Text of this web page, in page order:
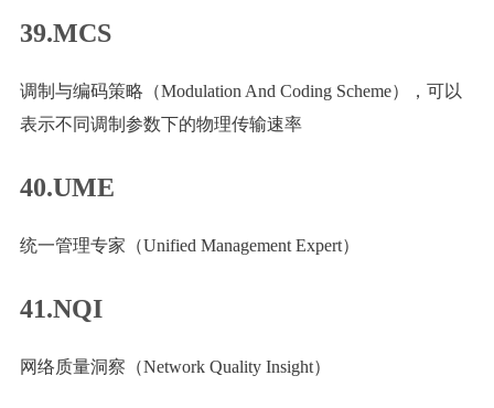
39.MCS
调制与编码策略（Modulation And Coding Scheme），可以
表示不同调制参数下的物理传输速率
40.UME
统一管理专家（Unified Management Expert）
41.NQI
网络质量洞察（Network Quality Insight）